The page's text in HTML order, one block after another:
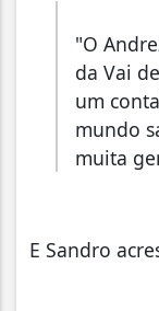
"O
da Vai
um
mundo
muita
E Sandro